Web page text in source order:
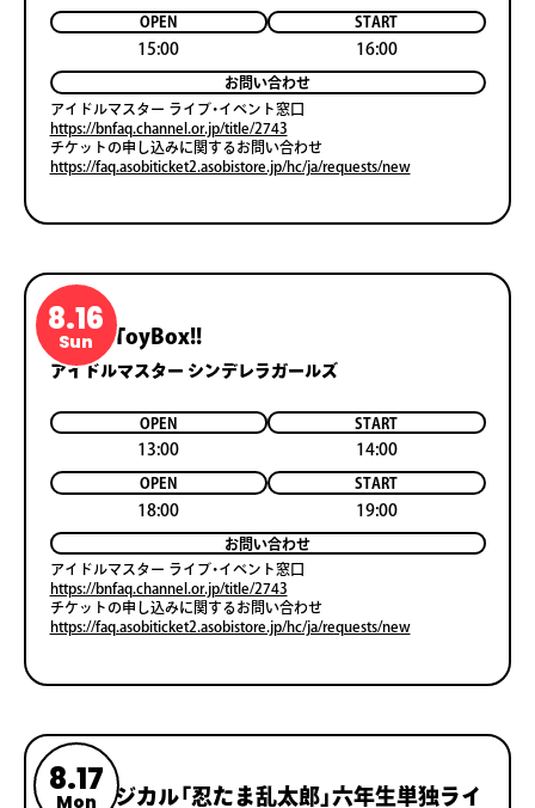
OPEN
15:00
START
16:00
お問い合わせ
アイドルマスター ライブ・イベント窓口
https://bnfaq.channel.or.jp/title/2743
チケットの申し込みに関するお問い合わせ
https://faq.asobiticket2.asobistore.jp/hc/ja/requests/new
8.16
Sun
Popʼn ToyBox!!
アイドルマスター シンデレラガールズ
OPEN
13:00
START
14:00
OPEN
18:00
START
19:00
お問い合わせ
アイドルマスター ライブ・イベント窓口
https://bnfaq.channel.or.jp/title/2743
チケットの申し込みに関するお問い合わせ
https://faq.asobiticket2.asobistore.jp/hc/ja/requests/new
8.17
Mon
ミュージカル「忍たま乱太郎」六年生単独ライ